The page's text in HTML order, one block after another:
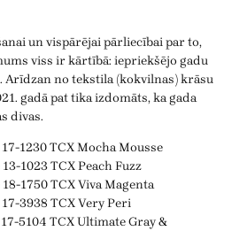
un vispārējai pārliecībai par to,
viss ir kārtībā: iepriekšējo gadu
Arīdzan no tekstila (kokvilnas) krāsu
gadā pat tika izdomāts, ka gada
divas.
1230 TCX Mocha Mousse
1023 TCX Peach Fuzz
1750 TCX Viva Magenta
3938 TCX Very Peri
5104 TCX Ultimate Gray &